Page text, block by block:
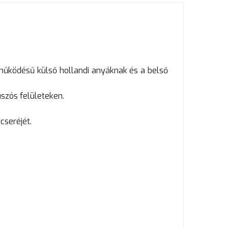
külső hollandi anyáknak és a belső
felületeken.